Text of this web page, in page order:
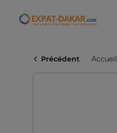
Expat-Dakar
Précédent Accueil